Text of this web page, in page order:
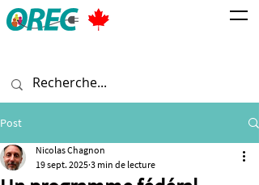
Post
Nicolas Chagnon
19 sept. 2025 3 min de lecture